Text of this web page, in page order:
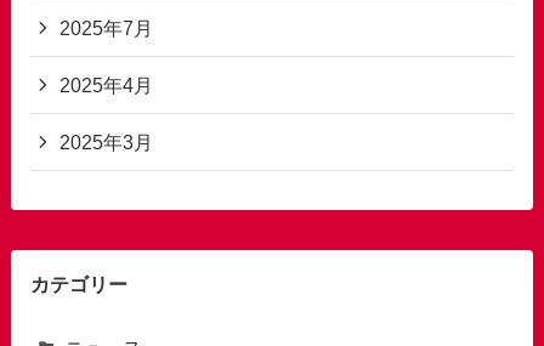
2025年7月
2025年4月
2025年3月
カテゴリー